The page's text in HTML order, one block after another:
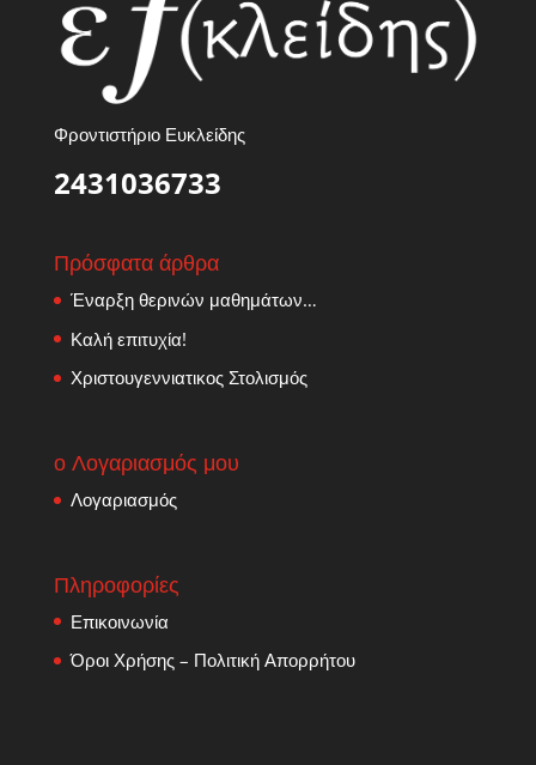
Φροντιστήριο Ευκλείδης
2431036733
Πρόσφατα άρθρα
Έναρξη θερινών μαθημάτων…
Καλή επιτυχία!
Χριστουγεννιατικος Στολισμός
ο Λογαριασμός μου
Λογαριασμός
Πληροφορίες
Επικοινωνία
Όροι Χρήσης – Πολιτική Απορρήτου